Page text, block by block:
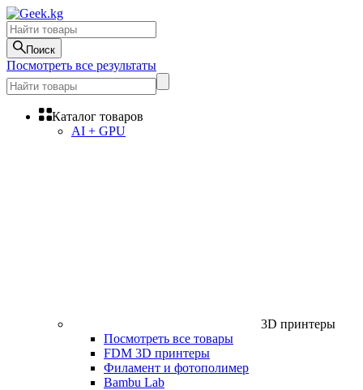
Поиск
Посмотреть все результаты
Каталог товаров
AI + GPU
3D принтеры
Посмотреть все товары
FDM 3D принтеры
Филамент и фотополимер
Bambu Lab